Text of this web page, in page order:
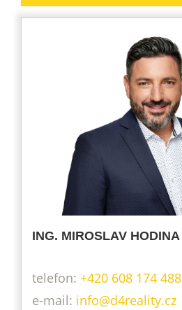
ING. MIROSLAV HODINA
telefon: +420 608 174 488
info@d4reality.cz